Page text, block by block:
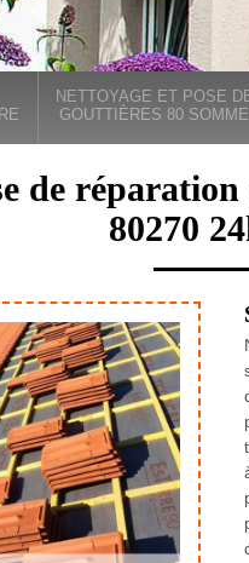
NETTOYAGE ET POSE
GOUTTIÈRES 80 SOMME
de
80270